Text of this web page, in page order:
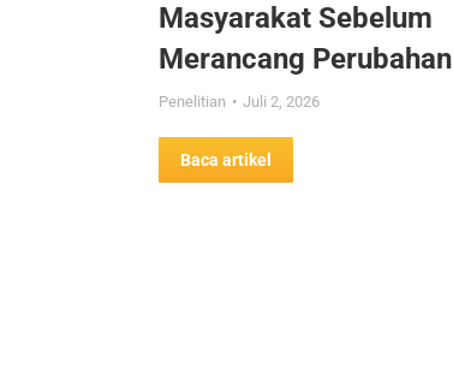
Masyarakat Sebelum
Merancang Perubahan
Penelitian Juli 2, 2026
Baca artikel